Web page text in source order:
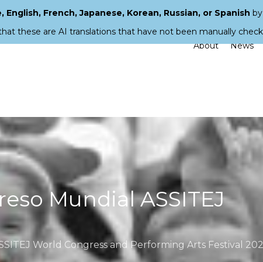
About News
Mundial ASSITEJ
World Congress and Performing Arts Festival
French, Japanese, Korean, Russian, or Spanish
these are AI translations that have not been manually